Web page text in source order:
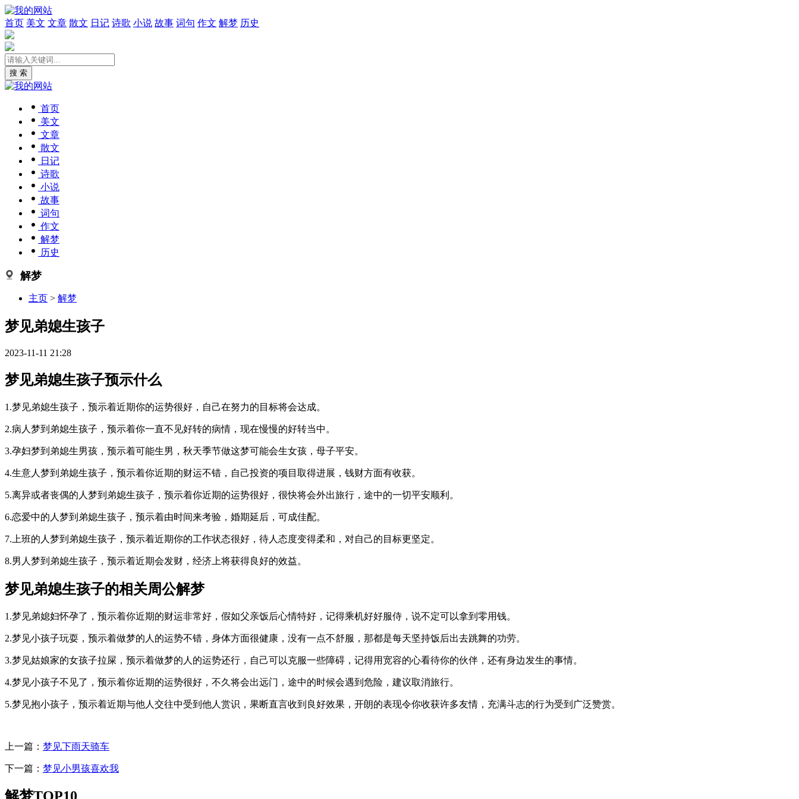
首页 美文 文章 散文 日记 诗歌 小说 故事 词句 作文 解梦 历史
搜 索
首页
美文
文章
散文
日记
诗歌
小说
故事
词句
作文
解梦
历史
解梦
主页 > 解梦
梦见弟媳生孩子
2023-11-11 21:28
梦见弟媳生孩子预示什么
1.梦见弟媳生孩子，预示着近期你的运势很好，自己在努力的目标将会达成。
2.病人梦到弟媳生孩子，预示着你一直不见好转的病情，现在慢慢的好转当中。
3.孕妇梦到弟媳生男孩，预示着可能生男，秋天季节做这梦可能会生女孩，母子平安。
4.生意人梦到弟媳生孩子，预示着你近期的财运不错，自己投资的项目取得进展，钱财方面有收获。
5.离异或者丧偶的人梦到弟媳生孩子，预示着你近期的运势很好，很快将会外出旅行，途中的一切平安顺利。
6.恋爱中的人梦到弟媳生孩子，预示着由时间来考验，婚期延后，可成佳配。
7.上班的人梦到弟媳生孩子，预示着近期你的工作状态很好，待人态度变得柔和，对自己的目标更坚定。
8.男人梦到弟媳生孩子，预示着近期会发财，经济上将获得良好的效益。
梦见弟媳生孩子的相关周公解梦
1.梦见弟媳妇怀孕了，预示着你近期的财运非常好，假如父亲饭后心情特好，记得乘机好好服侍，说不定可以拿到零用钱。
2.梦见小孩子玩耍，预示着做梦的人的运势不错，身体方面很健康，没有一点不舒服，那都是每天坚持饭后出去跳舞的功劳。
3.梦见姑娘家的女孩子拉屎，预示着做梦的人的运势还行，自己可以克服一些障碍，记得用宽容的心看待你的伙伴，还有身边发生的事情。
4.梦见小孩子不见了，预示着你近期的运势很好，不久将会出远门，途中的时候会遇到危险，建议取消旅行。
5.梦见抱小孩子，预示着近期与他人交往中受到他人赏识，果断直言收到良好效果，开朗的表现令你收获许多友情，充满斗志的行为受到广泛赞赏。
上一篇： 梦见下雨天骑车
下一篇： 梦见小男孩喜欢我